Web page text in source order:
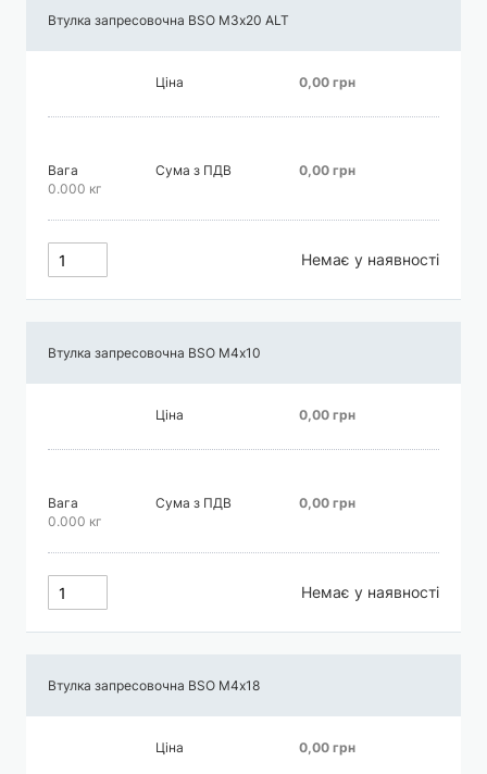
Втулка запресовочна BSO М3х20 АLT
Ціна 0,00 грн
Вага
0.000 кг
Сума з ПДВ 0,00 грн
Немає у наявності
Втулка запресовочна BSO М4х10
Ціна 0,00 грн
Вага
0.000 кг
Сума з ПДВ 0,00 грн
Немає у наявності
Втулка запресовочна BSO М4х18
Ціна 0,00 грн